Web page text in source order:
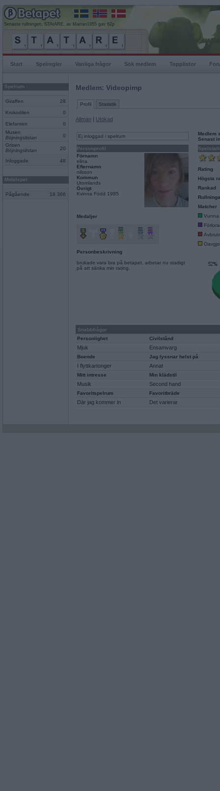
Senaste rullningen, STAtARE, av Marran1955 gav 62p
Start Spelregler Vanliga frågor Sök medlem Topplistor
Spelrum
Giraffen 28
Krokodilen 0
Elefanten
0
Musen
Böjningslistan
0
Grisen
Böjningslistan
20
Inloggade 48
Mobilspel
Pågående 18 366
Medlem: Videopimp
Profil Statistik
Allmän | Utökad
Ej inloggad i spelrum
Personprofil
Förnamn
elina
Efternamn
nilsson
Kommun
Utomlands
Övrigt
Kvinna Född 1985
Medaljer
Personbeskrivning
brukade vara bra på betapet, arbetar nu stadigt
på att sänka min rating.
Medlem
Senast
Rating
Högsta
Rankad
Matcher
Vunna
Snabbfrågor
Personlighet
Civilstånd
Mjuk Ensamvarg
Boende Jag lyssnar helst på
I flyttkartonger Annat
Mitt intresse Min klädstil
Musik Second hand
Favoritspelrum Favoritbräde
Där jag kommer in Det varierar